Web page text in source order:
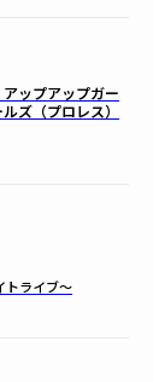
ップアップガー
ズ（プロレス）
トライブ〜